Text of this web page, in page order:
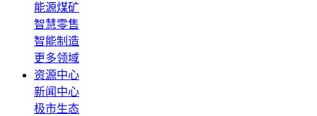
能源煤矿
智慧零售
智能制造
更多领域
资源中心
新闻中心
极市生态